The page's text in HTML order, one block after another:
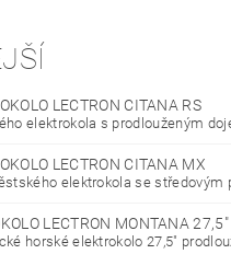
LECTRON CITANA RS
elektrokola s prodlouženým
LECTRON CITANA MX
elektrokola se středovým
LECTRON MONTANA 27,5"
horské elektrokolo 27,5"